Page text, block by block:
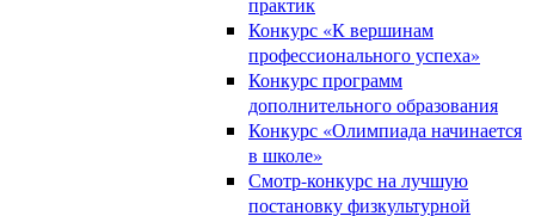
Конкурс «К вершинам
профессионального успеха»
Конкурс программ
дополнительного образования
Конкурс «Олимпиада начинается
в школе»
Смотр-конкурс на лучшую
постановку физкультурной